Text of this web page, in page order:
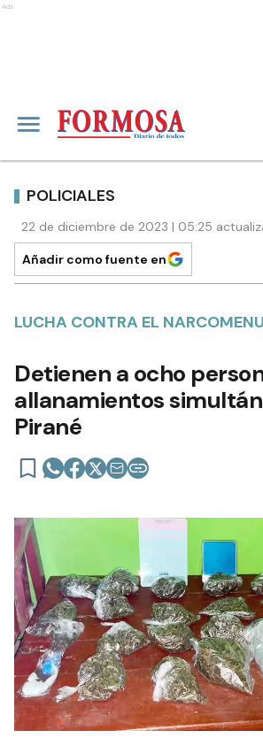
Ads
POLICIALES
22 de diciembre de 2023 | 05:25
Añadir como fuente en
LUCHA CONTRA EL
Detienen a ocho
allanamientos
Pirané